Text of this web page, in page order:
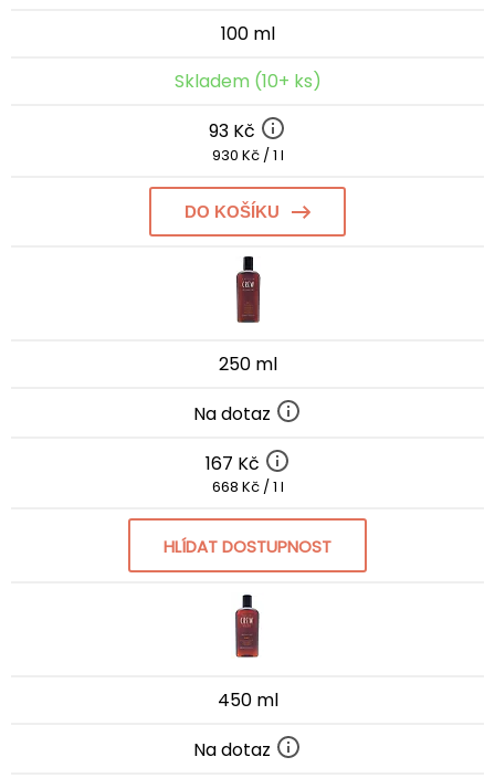
100 ml
Skladem (10+ ks)
93 Kč
930 Kč / 1 l
DO KOŠÍKU
250 ml
Na dotaz
167 Kč
668 Kč / 1 l
HLÍDAT DOSTUPNOST
450 ml
Na dotaz